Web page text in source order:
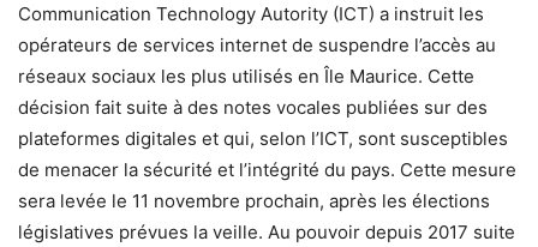
Communication Technology Autority (ICT) a instruit les
opérateurs de services internet de suspendre l’accès au
réseaux sociaux les plus utilisés en Île Maurice. Cette
décision fait suite à des notes vocales publiées sur des
plateformes digitales et qui, selon l’ICT, sont susceptibles
de menacer la sécurité et l’intégrité du pays. Cette mesure
sera levée le 11 novembre prochain, après les élections
législatives prévues la veille. Au pouvoir depuis 2017 suite